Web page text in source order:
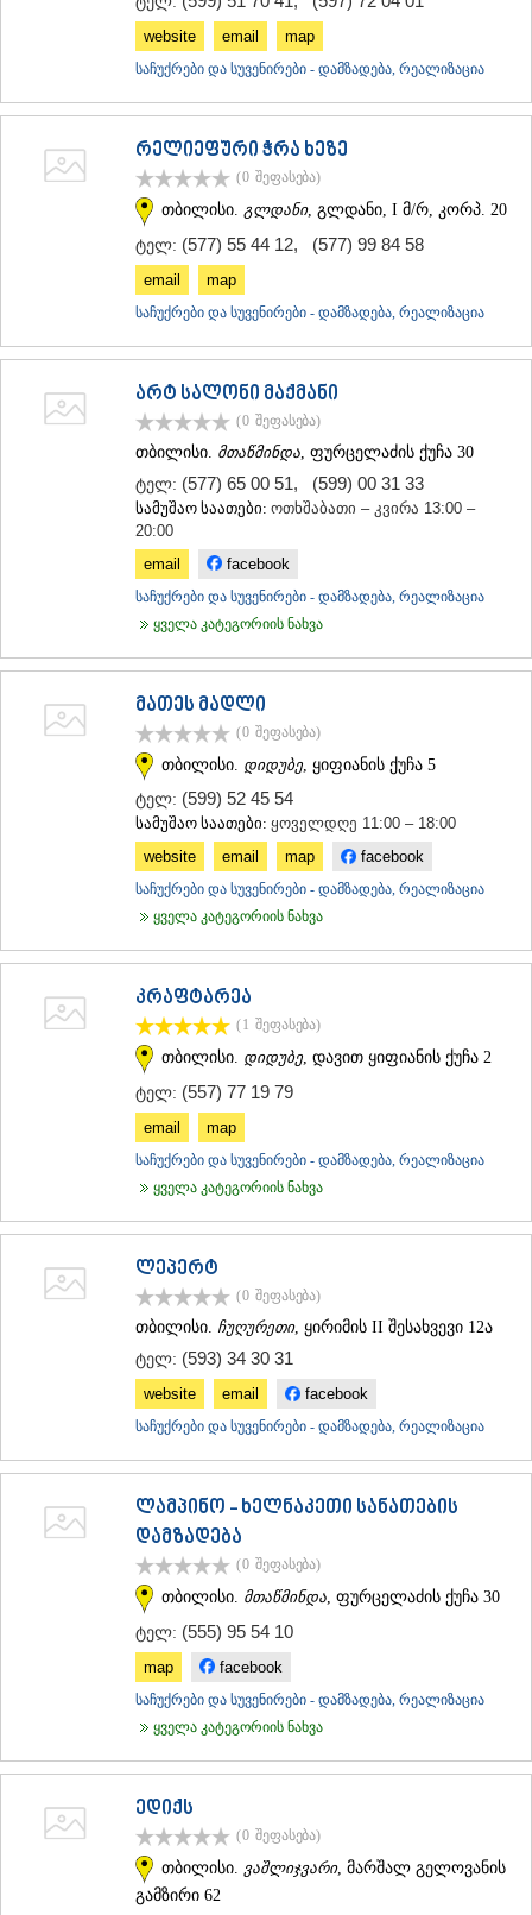
website email map
საჩუქრები და სუვენირები - დამზადება, რეალიზაცია
რელიეფური ჭრა ხეზე
(0 შეფასება)
თბილისი. გლდანი, გლდანი, I მ/რ, კორპ. 20
ტელ: (577) 55 44 12, (577) 99 84 58
email map
საჩუქრები და სუვენირები - დამზადება, რეალიზაცია
არტ სალონი მაქმანი
(0 შეფასება)
თბილისი. მთაწმინდა , ფურცელაძის ქუჩა 30
ტელ: (577) 65 00 51, (599) 00 31 33
სამუშაო საათები: ოთხშაბათი – კვირა 13:00 –
20:00
email
facebook
საჩუქრები და სუვენირები - დამზადება, რეალიზაცია
ყველა კატეგორიის ნახვა
მათეს მადლი
(0 შეფასება)
თბილისი. დიდუბე , ყიფიანის ქუჩა 5
ტელ: (599) 52 45 54
სამუშაო საათები: ყოველდღე 11:00 – 18:00
website
email map facebook
საჩუქრები და სუვენირები - დამზადება, რეალიზაცია
ყველა კატეგორიის ნახვა
კრაფტარეა
(1 შეფასება)
თბილისი. დიდუბე , დავით ყიფიანის ქუჩა 2
ტელ: (557) 77 19 79
email map
საჩუქრები და სუვენირები - დამზადება, რეალიზაცია
ყველა კატეგორიის ნახვა
ლეპერტ
(0 შეფასება)
თბილისი. ჩუღურეთი, ყირიმის II შესახვევი 12ა
ტელ: (593) 34 30 31
website email facebook
საჩუქრები და სუვენირები - დამზადება, რეალიზაცია
ლამპინო - ხელნაკეთი სანათების
დამზადება
(0 შეფასება)
თბილისი. მთაწმინდა , ფურცელაძის ქუჩა 30
ტელ: (555) 95 54 10
map facebook
საჩუქრები და სუვენირები - დამზადება, რეალიზაცია
ყველა კატეგორიის ნახვა
ედიქს
(0 შეფასება)
თბილისი. ვაშლიჯვარი, მარშალ გელოვანის
გამზირი 62